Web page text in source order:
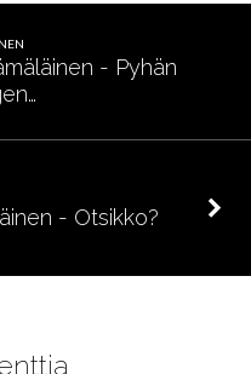
- Pyhän
- Otsikko?